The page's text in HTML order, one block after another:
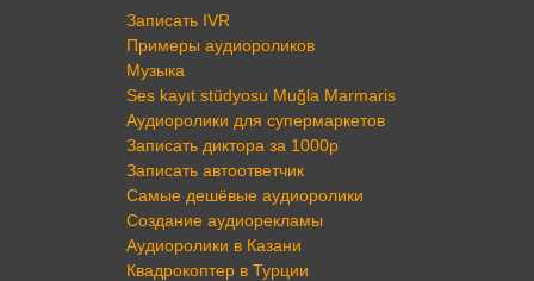
Записать IVR
Примеры аудиороликов
Музыка
Ses kayıt stüdyosu Muğla Marmaris
Аудиоролики для супермаркетов
Записать диктора за 1000р
Записать автоответчик
Самые дешёвые аудиоролики
Создание аудиорекламы
Аудиоролики в Казани
Квадрокоптер в Турции